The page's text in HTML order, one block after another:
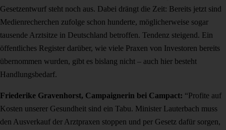
Gesetzentwurf steht noch aus. Dabei drängt die Zeit: Bereits jetzt sind
Medienrecherchen zufolge schon hunderte, möglicherweise sogar
tausende Arztsitze in Deutschland betroffen. Tendenz steigend. Ein
öffentliches Register darüber, wie viele Praxen von Investoren bereits
übernommen wurden, gibt es bislang nicht – auch hier besteht
Handlungsbedarf.
Friederike Gravenhorst, Campaignerin bei Campact: “Profite auf
Kosten unserer Gesundheit sind ein Tabu. Minister Lauterbach muss
den Ausverkauf der Arztpraxen stoppen und per Gesetz dafür sorgen,